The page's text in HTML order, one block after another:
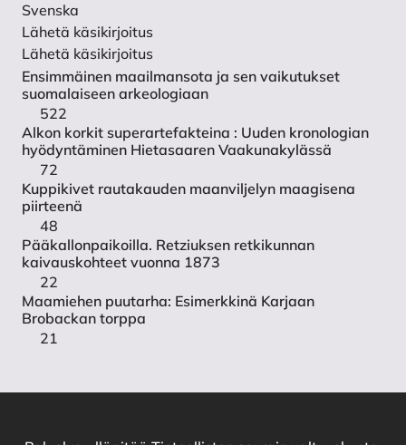
Svenska
Lähetä käsikirjoitus
Lähetä käsikirjoitus
Ensimmäinen maailmansota ja sen vaikutukset
suomalaiseen arkeologiaan
522
Alkon korkit superartefakteina : Uuden kronologian
hyödyntäminen Hietasaaren Vaakunakylässä
72
Kuppikivet rautakauden maanviljelyn maagisena
piirteenä
48
Pääkallonpaikoilla. Retziuksen retkikunnan
kaivauskohteet vuonna 1873
22
Maamiehen puutarha: Esimerkkinä Karjaan
Brobackan torppa
21